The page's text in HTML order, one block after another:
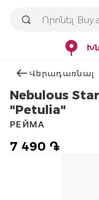
Վերադառնալ
Nebulous
"Petulia"
7 490 ֏
РЕЙМА